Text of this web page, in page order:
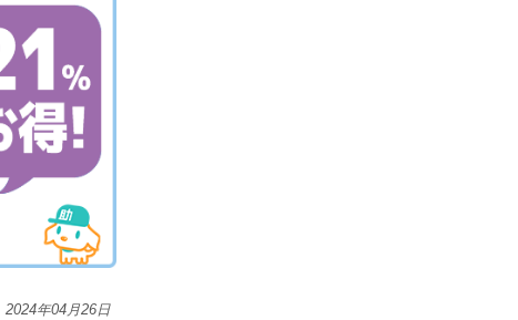
2024年04月26日